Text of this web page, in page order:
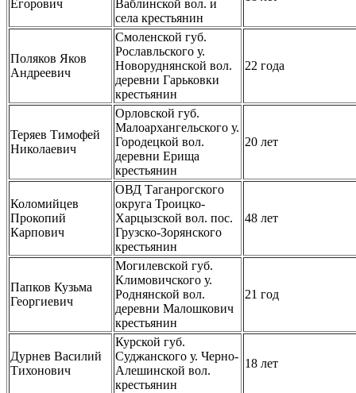
Егорович
Ваблинской вол. и
села крестьянин
Поляков Яков
Андреевич
Смоленской губ.
Рославльского у.
Новоруднянской вол.
деревни Гарьковки
крестьянин
22 года
Теряев Тимофей
Николаевич
Орловской губ.
Малоархангельского у.
Городецкой вол.
деревни Ерища
крестьянин
20 лет
Коломийцев
Прокопий
Карпович
ОВД Таганрогского
округа Троицко-
Харцызской вол. пос.
Грузско-Зорянского
крестьянин
48 лет
Папков Кузьма
Георгиевич
Могилевской губ.
Климовичского у.
Роднянской вол.
деревни Малошкович
крестьянин
21 год
Дурнев Василий
Тихонович
Курской губ.
Суджанского у. Черно-
Алешинской вол.
крестьянин
18 лет